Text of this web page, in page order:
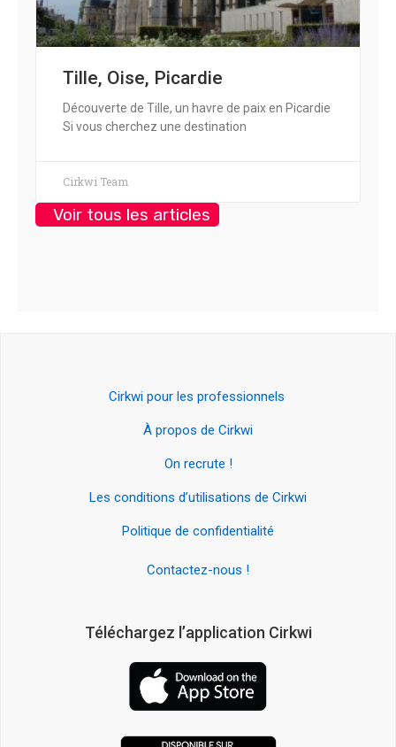
Tille, Oise, Picardie
Découverte de Tille, un havre de paix en Picardie
Si vous cherchez une destination
Cirkwi Team
Voir tous les articles
Cirkwi pour les professionnels
À propos de Cirkwi
On recrute !
Les conditions d’utilisations de Cirkwi
Politique de confidentialité
Contactez-nous !
Téléchargez l’application Cirkwi